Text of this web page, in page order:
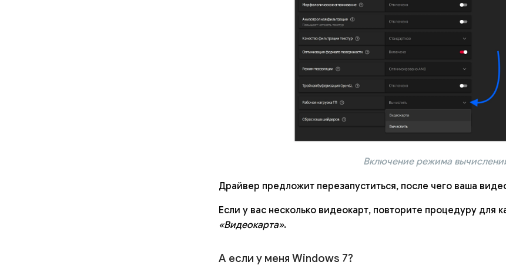
Включение режима
Драйвер предложит перезапуститься, после чего ваша
Если у вас несколько видеокарт, повторите процедуру для
«Видеокарта».
А если у меня Windows 7?